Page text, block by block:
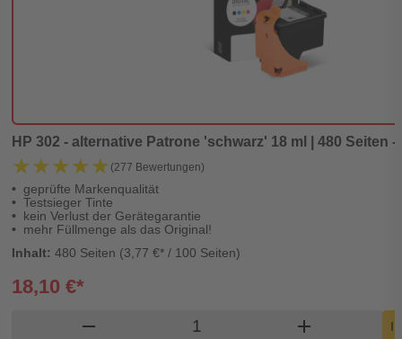
HP 302 - alternative Patrone 'schwarz' 18 ml | 480 Seiten
★★★★★
★★★★★ (277 Bewertungen)
geprüfte Markenqualität
Testsieger Tinte
kein Verlust der Gerätegarantie
mehr Füllmenge als das Original!
Inhalt: 480 Seiten (3,77 €* / 100 Seiten)
18,10 €*
remove Produkt Warenkorb Menge
add